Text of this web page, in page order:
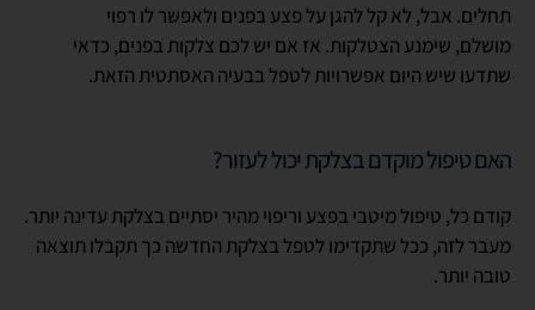
תחלים. אבל, לא קל להגן על פצע בפנים ולאפשר לו רפוי
מושלם, שימנע הצטלקות. אז אם יש לכם צלקות בפנים, כדאי
שתדעו שיש היום אפשרויות לטפל בבעיה האסתטית הזאת.
האם טיפול מוקדם בצלקת יכול לעזור?
קודם כל, טיפול מיטבי בפצע וריפוי מהיר יסתיים בצלקת עדינה יותר.
מעבר לזה, ככל שתקדימו לטפל בצלקת החדשה כך תקבלו תוצאה
טובה יותר.